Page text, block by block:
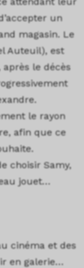
un
magasin. Le
Auteuil), est
le décès
le rayon
afin que ce
choisir Samy,
jouet…
cinéma et des
en galerie…